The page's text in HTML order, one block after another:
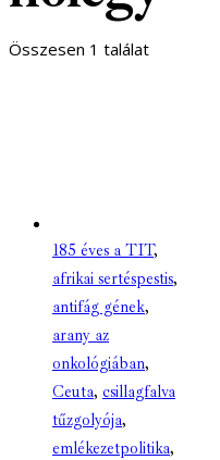
Összesen 1 találat
185 éves a TIT,
afrikai sertéspestis,
antifág gének,
arany az
onkológiában,
Ceuta, csillagfalva
tűzgolyója,
emlékezetpolitika,